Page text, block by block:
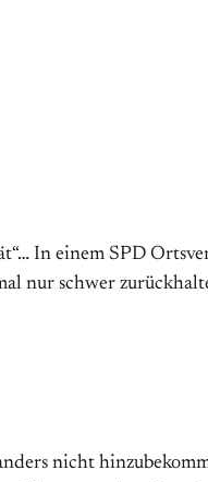
In einem SPD
nur schwer
nicht